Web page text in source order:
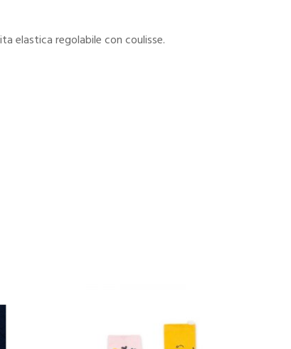
elastica regolabile con coulisse.